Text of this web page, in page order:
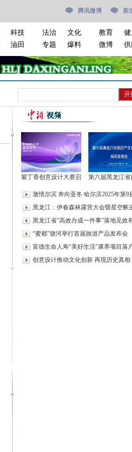
腾讯微博 新
科技
油田
法治
文化
专题
爆料
教育
微博
供
紫丁香创意设计大赛启
第六届黑龙江省
激情尔滨 奔向亚冬 哈尔滨2025年第9
黑龙江：伊春森林露营大会暨星空帐
黑龙江省“高效办成一件事”落地见效
“蜜都”饶河举行首届旅游产品发布会
富德生命人寿“美好生活”康养项目落
创意设计推动文化创新 再现历史真相